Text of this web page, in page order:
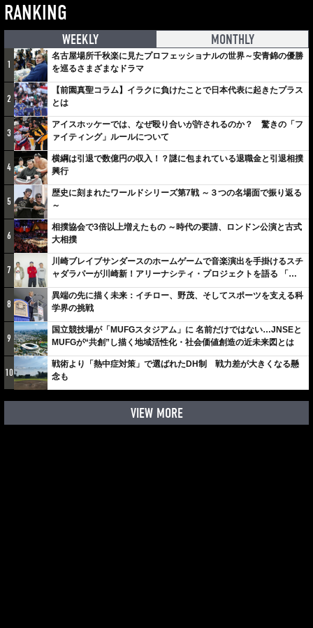
RANKING
WEEKLY MONTHLY
1
名古屋場所千秋楽に見たプロフェッショナルの世界～安青錦の優勝
を巡るさまざまなドラマ
2
【前園真聖コラム】イラクに負けたことで日本代表に起きたプラス
とは
3
アイスホッケーでは、なぜ殴り合いが許されるのか？ 驚きの「フ
ァイティング」ルールについて
4
横綱は引退で数億円の収入！？謎に包まれている退職金と引退相撲
興行
5
歴史に刻まれたワールドシリーズ第7戦 ～３つの名場面で振り返る
～
6
相撲協会で3倍以上増えたもの ～時代の要請、ロンドン公演と古式
大相撲
7
川崎ブレイブサンダースのホームゲームで音楽演出を手掛けるスチ
ャダラパーが川崎新！アリーナシティ・プロジェクトを語る 「楽
しみでしかないでしょ。川崎は、ずっと成長曲線だから」
8
異端の先に描く未来：イチロー、野茂、そしてスポーツを支える科
学界の挑戦
9
国立競技場が「MUFGスタジアム」に 名前だけではない…JNSEと
MUFGが“共創”し描く地域活性化・社会価値創造の近未来図とは
10
戦術より「熱中症対策」で選ばれたDH制 戦力差が大きくなる懸
念も
VIEW MORE